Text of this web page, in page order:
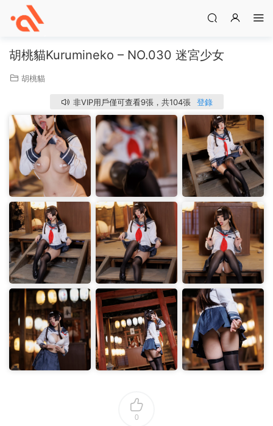
胡桃貓Kurumineko – NO.030 迷宮少女
胡桃貓
非VIP用戶僅可查看9張，共104張 登錄
0